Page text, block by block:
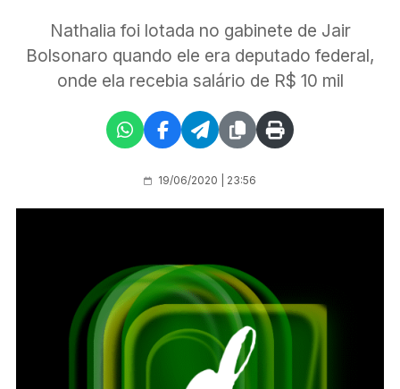
Nathalia foi lotada no gabinete de Jair
Bolsonaro quando ele era deputado federal,
onde ela recebia salário de R$ 10 mil
19/06/2020 | 23:56